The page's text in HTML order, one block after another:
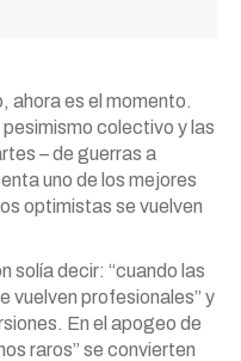
ahora es el momento.
colectivo y las
– de guerras a
uno de los mejores
optimistas se vuelven
solía decir: “cuando las
vuelven profesionales” y
En el apogeo de
raros” se convierten